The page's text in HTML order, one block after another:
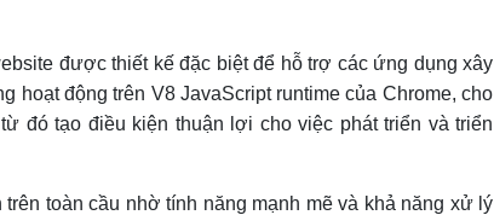
được thiết kế đặc biệt để hỗ trợ các ứng dụng xây
hoạt động trên V8 JavaScript runtime của Chrome, cho
đó tạo điều kiện thuận lợi cho việc phát triển và triển
toàn cầu nhờ tính năng mạnh mẽ và khả năng xử lý